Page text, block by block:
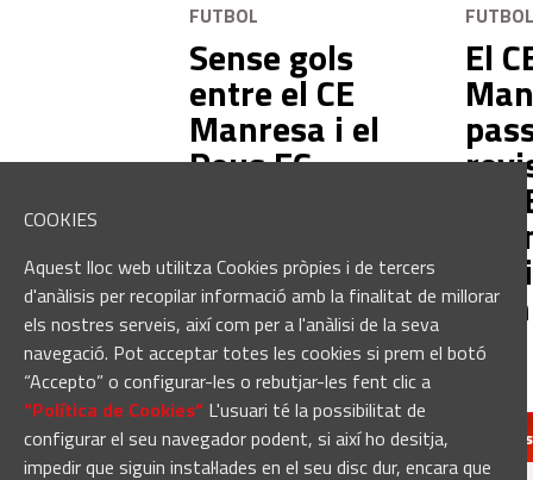
COOKIES
Aquest lloc web utilitza Cookies pròpies i de tercers
d'anàlisis per recopilar informació amb la finalitat de millorar
els nostres serveis, així com per a l'anàlisi de la seva
navegació. Pot acceptar totes les cookies si prem el botó
“Accepto” o configurar-les o rebutjar-les fent clic a
“Política de Cookies“ L'usuari té la possibilitat de
configurar el seu navegador podent, si així ho desitja,
impedir que siguin instal·lades en el seu disc dur, encara que
FUTBOL
Sense gols
entre el CE
Manresa i el
Reus FC
pretemporada
FUTBOL
El